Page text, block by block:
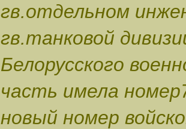
гв.отдельном
гв.танковой
Белорусского
часть имела
новый номер